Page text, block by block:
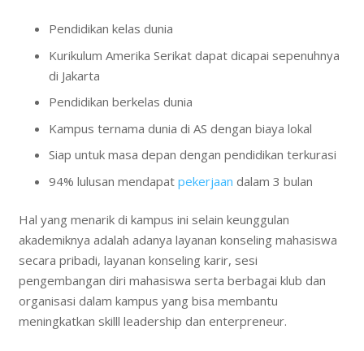
Pendidikan kelas dunia
Kurikulum Amerika Serikat dapat dicapai sepenuhnya
di Jakarta
Pendidikan berkelas dunia
Kampus ternama dunia di AS dengan biaya lokal
Siap untuk masa depan dengan pendidikan terkurasi
94% lulusan mendapat pekerjaan dalam 3 bulan
Hal yang menarik di kampus ini selain keunggulan
akademiknya adalah adanya layanan konseling mahasiswa
secara pribadi, layanan konseling karir, sesi
pengembangan diri mahasiswa serta berbagai klub dan
organisasi dalam kampus yang bisa membantu
meningkatkan skilll leadership dan enterpreneur.